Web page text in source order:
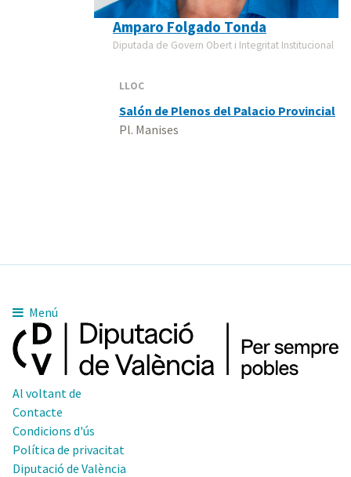
Amparo Folgado Tonda
Diputada de Govern Obert i Integritat Institucional
LLOC
Salón de Plenos del Palacio Provincial
Pl. Manises
Menú
Al voltant de
Contacte
Condicions d'ús
Política de privacitat
Diputació de València